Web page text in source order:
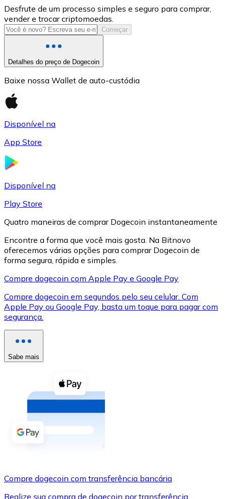
USD Coin
USDC
XRP
XRP
Ver tudo
Cupons cripto
Compre criptomoedas com dinheiro e outros
Comprar com dinheiro
Transferência SEPA
Desfrute de um processo simples e seguro para comprar,
vender e trocar criptomoedas.
Começar
Detalhes do preço de Dogecoin
Baixe nossa Wallet de auto-custódia
Disponível na
App Store
Disponível na
Play Store
Quatro maneiras de comprar Dogecoin instantaneamente
Encontre a forma que você mais gosta. Na Bitnovo
oferecemos várias opções para comprar Dogecoin de
forma segura, rápida e simples.
Compre dogecoin com Apple Pay e Google Pay
Compre dogecoin em segundos pelo seu celular. Com
Apple Pay ou Google Pay, basta um toque para pagar com
segurança.
Sabe mais
Compre dogecoin com transferência bancária
Realize sua compra de dogecoin por transferência